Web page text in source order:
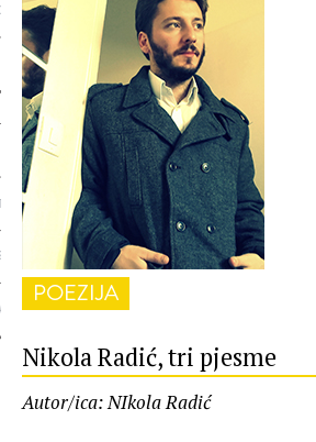
POEZIJA
Nikola Radić, tri pjesme
Autor/ica: NIkola Radić